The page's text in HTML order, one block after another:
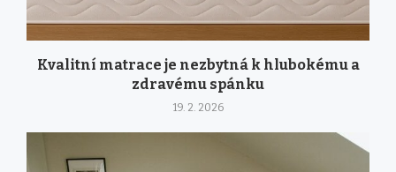
Kvalitní matrace je nezbytná k hlubokému a
zdravému spánku
19. 2. 2026